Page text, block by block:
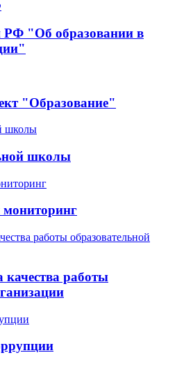
РФ "Об образовании в
"Образование"
школы
качества работы